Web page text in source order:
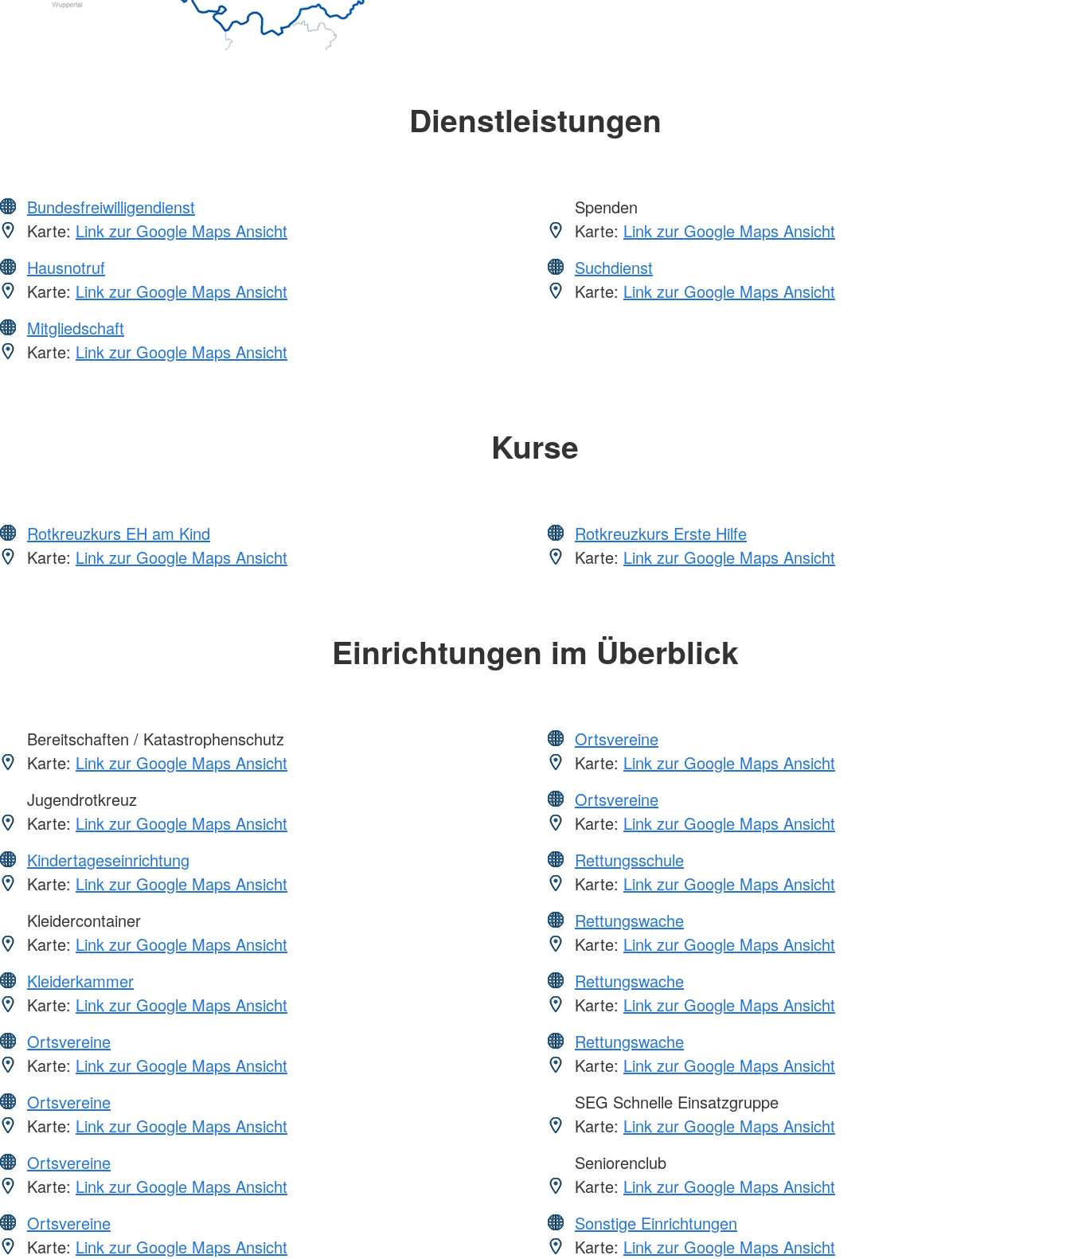
Dienstleistungen
Bundesfreiwilligendienst
Karte: Link zur Google Maps Ansicht
Hausnotruf
Karte: Link zur Google Maps Ansicht
Mitgliedschaft
Karte: Link zur Google Maps Ansicht
Spenden
Karte: Link zur Google Maps Ansicht
Suchdienst
Karte: Link zur Google Maps Ansicht
Kurse
Rotkreuzkurs EH am Kind
Karte: Link zur Google Maps Ansicht
Rotkreuzkurs Erste Hilfe
Karte: Link zur Google Maps Ansicht
Einrichtungen im Überblick
Bereitschaften / Katastrophenschutz
Karte: Link zur Google Maps Ansicht
Jugendrotkreuz
Karte: Link zur Google Maps Ansicht
Kindertageseinrichtung
Karte: Link zur Google Maps Ansicht
Kleidercontainer
Karte: Link zur Google Maps Ansicht
Kleiderkammer
Karte: Link zur Google Maps Ansicht
Ortsvereine
Karte: Link zur Google Maps Ansicht
Ortsvereine
Karte: Link zur Google Maps Ansicht
Ortsvereine
Karte: Link zur Google Maps Ansicht
Ortsvereine
Karte: Link zur Google Maps Ansicht
Ortsvereine
Karte: Link zur Google Maps Ansicht
Ortsvereine
Karte: Link zur Google Maps Ansicht
Rettungsschule
Karte: Link zur Google Maps Ansicht
Rettungswache
Karte: Link zur Google Maps Ansicht
Rettungswache
Karte: Link zur Google Maps Ansicht
Rettungswache
Karte: Link zur Google Maps Ansicht
SEG Schnelle Einsatzgruppe
Karte: Link zur Google Maps Ansicht
Seniorenclub
Karte: Link zur Google Maps Ansicht
Sonstige Einrichtungen
Karte: Link zur Google Maps Ansicht